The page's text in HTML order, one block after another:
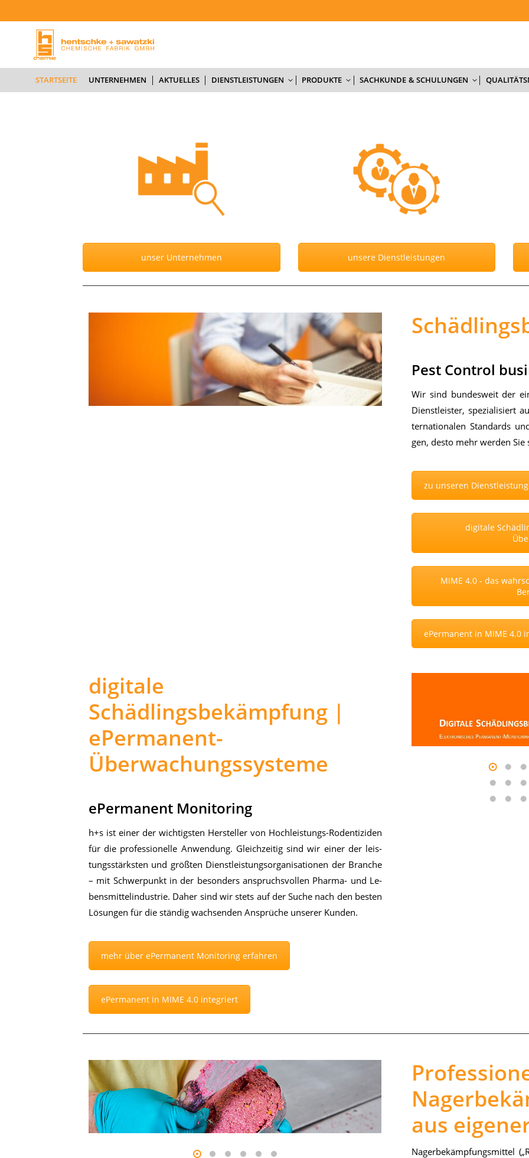
STARTSEITE UNTERNEHMEN AKTUELLES DIENSTLEISTUNGEN PRODUKTE SACHKUNDE & SCHULUNGEN
unser Unternehmen unsere Dienstleistungen
Pest Control
Wir sind bun­des­weit der
Dienst­leis­ter, spe­zia­li­siert
ter­na­tio­na­len Stan­dards
gen, des­to mehr wer­den
zu unseren
digitale
MIME 4.0 - das
ePermanent in MIME 4.0
digitale
Schädlingsbekämpfung |
ePermanent-
Überwachungssysteme
ePermanent Monitoring
h+s ist ei­ner der wich­tigs­ten Her­stel­ler von Hoch­leis­tungs-Ro­den­ti­zi­den
für die pro­fes­sio­nel­le An­wen­dung. Gleich­zei­tig sind wir ei­ner der leis­
tungs­stärks­ten und größ­ten Dienst­leis­tungs­or­ga­ni­sa­tio­nen der Bran­che
– mit Schwer­punkt in der be­son­ders an­spruchs­vol­len Phar­ma- und Le­
bens­mit­tel­in­dus­trie. Da­her sind wir stets auf der Su­che nach den bes­ten
Lö­sun­gen für die stän­dig wach­sen­den An­sprü­che un­se­rer Kun­den.
mehr über ePermanent Monitoring erfahren
ePermanent in MIME 4.0 integriert
aus
Na­ger­be­kämp­fungs­mit­tel